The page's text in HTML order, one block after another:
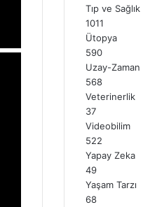
Tıp ve Sağlık
1011
Ütopya
590
Uzay-Zaman
568
Veterinerlik
37
Videobilim
522
Yapay Zeka
49
Yaşam Tarzı
68